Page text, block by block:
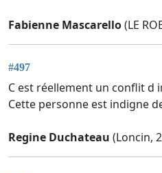
Fabienne Mascarello(LE
#497
C est réellement un conflit d
Cette personne est indigne
Regine Duchateau (Loncin,